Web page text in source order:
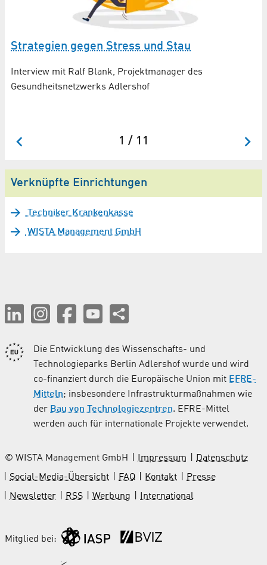
Strategien gegen Stress und Stau
Interview mit Ralf Blank, Projektmanager des
Gesundheitsnetzwerks Adlershof
1 / 11
Verknüpfte Einrichtungen
Techniker Krankenkasse
WISTA Management GmbH
Die Entwicklung des Wissenschafts- und
Technologieparks Berlin Adlershof wurde und wird
co-finanziert durch die Europäische Union mit EFRE-
Mitteln; insbesondere Infrastrukturmaßnahmen wie
der Bau von Technologiezentren. EFRE-Mittel
werden auch für internationale Projekte verwendet.
© WISTA Management GmbH Impressum
Datenschutz
Social-Media-Übersicht
FAQ Kontakt
Presse
Newsletter
RSS Werbung International
Mitglied bei: